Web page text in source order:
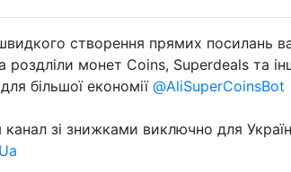
каналі:
створення прямих посилань
роздліли монет Coins, Superdeals та
для більшої економії @AliSuperCoinsBot
канал зі знижками виключно для